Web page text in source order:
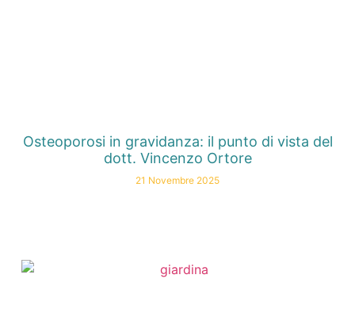
Osteoporosi in gravidanza: il punto di vista del
dott. Vincenzo Ortore
21 Novembre 2025